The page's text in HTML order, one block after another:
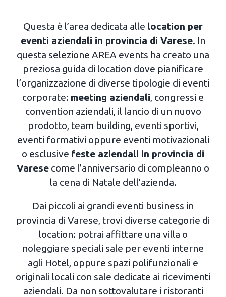
Questa è l’area dedicata alle location per
eventi aziendali in provincia di Varese. In
questa selezione AREA events ha creato una
preziosa guida di location dove pianificare
l’organizzazione di diverse tipologie di eventi
corporate: meeting aziendali, congressi e
convention aziendali, il lancio di un nuovo
prodotto, team building, eventi sportivi,
eventi formativi oppure eventi motivazionali
o esclusive feste aziendali in provincia di
Varese come l’anniversario di compleanno o
la cena di Natale dell’azienda.
Dai piccoli ai grandi eventi business in
provincia di Varese, trovi diverse categorie di
location: potrai affittare una villa o
noleggiare speciali sale per eventi interne
agli Hotel, oppure spazi polifunzionali e
originali locali con sale dedicate ai ricevimenti
aziendali. Da non sottovalutare i ristoranti